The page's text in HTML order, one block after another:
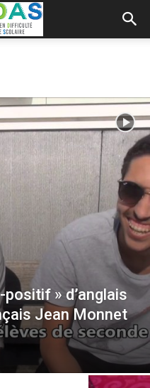
positif » d’anglais
Jean Monnet